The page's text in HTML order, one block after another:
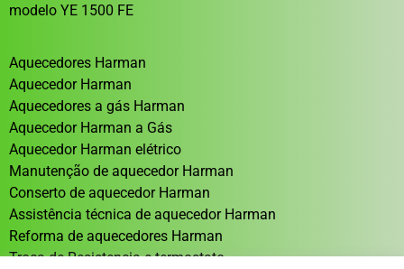
modelo YE 1500 FE
Aquecedores Harman
Aquecedor Harman
Aquecedores a gás Harman
Aquecedor Harman a Gás
Aquecedor Harman elétrico
Manutenção de aquecedor Harman
Conserto de aquecedor Harman
Assistência técnica de aquecedor Harman
Reforma de aquecedores Harman
Troca de Resistencia e termostato